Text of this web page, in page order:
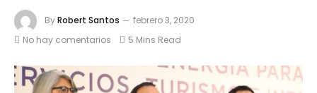
ByRobert Santos
febrero 3, 2020
No hay comentarios
5 Mins Read